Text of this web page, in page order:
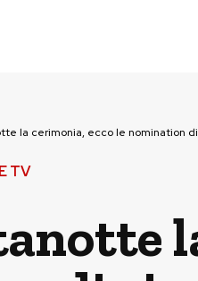
la cerimonia, ecco le nomination
TV